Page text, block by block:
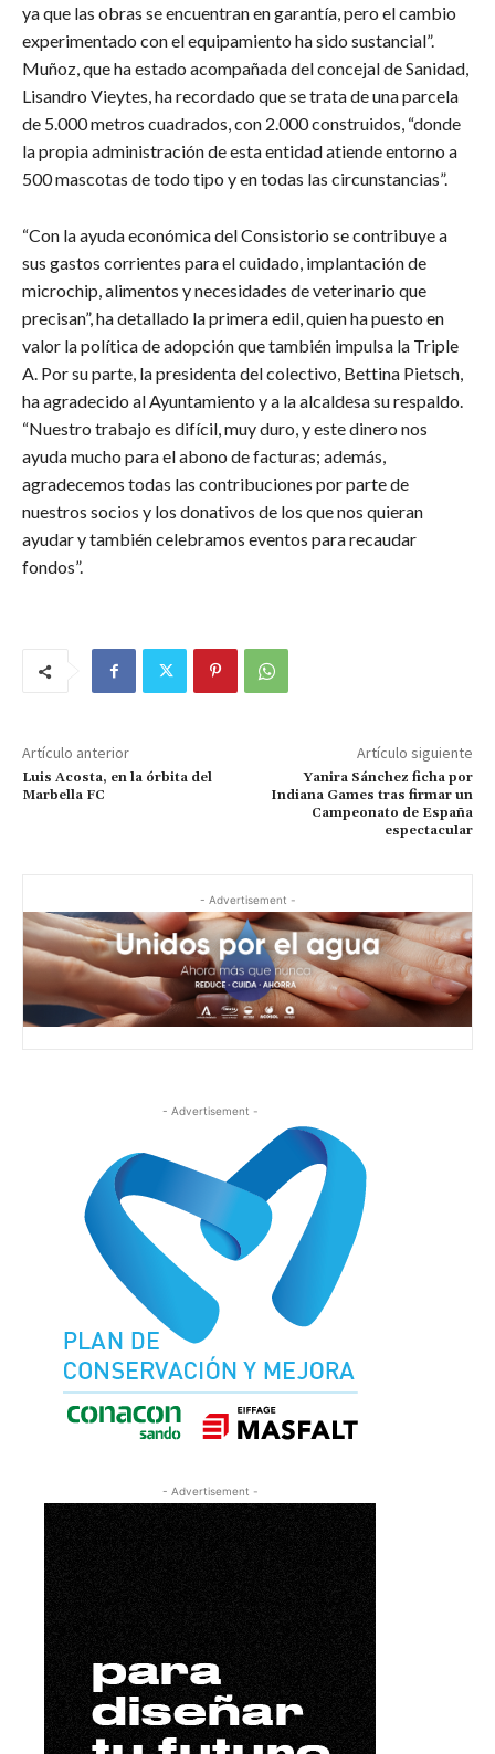
ya que las obras se encuentran en garantía, pero el cambio
experimentado con el equipamiento ha sido sustancial”.
Muñoz, que ha estado acompañada del concejal de Sanidad,
Lisandro Vieytes, ha recordado que se trata de una parcela
de 5.000 metros cuadrados, con 2.000 construidos, “donde
la propia administración de esta entidad atiende entorno a
500 mascotas de todo tipo y en todas las circunstancias”.
​“Con la ayuda económica del Consistorio se contribuye a
sus gastos corrientes para el cuidado, implantación de
microchip, alimentos y necesidades de veterinario que
precisan”, ha detallado la primera edil, quien ha puesto en
valor la política de adopción que también impulsa la Triple
A. Por su parte, la presidenta del colectivo, Bettina Pietsch,
ha agradecido al Ayuntamiento y a la alcaldesa su respaldo.
“Nuestro trabajo es difícil, muy duro, y este dinero nos
ayuda mucho para el abono de facturas; además,
agradecemos todas las contribuciones por parte de
nuestros socios y los donativos de los que nos quieran
ayudar y también celebramos eventos para recaudar
fondos”.
Artículo anterior
Luis Acosta, en la órbita del
Marbella FC
Artículo siguiente
Yanira Sánchez ficha por
Indiana Games tras firmar un
Campeonato de España
espectacular
- Advertisement -
- Advertisement -
- Advertisement -